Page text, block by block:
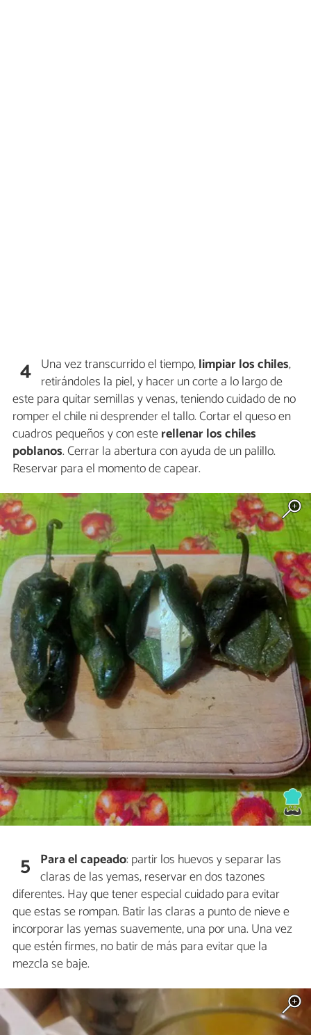
4 Una vez transcurrido el tiempo,limpiar los chiles,
retirándoles la piel, y hacer un corte a lo largo de
este para quitar semillas y venas, teniendo cuidado de no
romper el chile ni desprender el tallo. Cortar el queso en
cuadros pequeños y con esterellenar los chiles
poblanos. Cerrar la abertura con ayuda de un palillo.
Reservar para el momento de capear.
5 Para el capeado: partir los huevos y separar las
claras de las yemas, reservar en dos tazones
diferentes. Hay que tener especial cuidado para evitar
que estas se rompan. Batir las claras a punto de nieve e
incorporar las yemas suavemente, una por una. Una vez
que estén firmes, no batir de más para evitar que la
mezcla se baje.